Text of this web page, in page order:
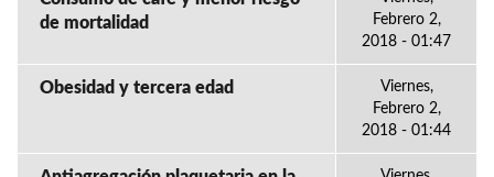
de mortalidad
Febrero 2,
2018 - 01:47
Obesidad y tercera edad
Viernes,
Febrero 2,
2018 - 01:44